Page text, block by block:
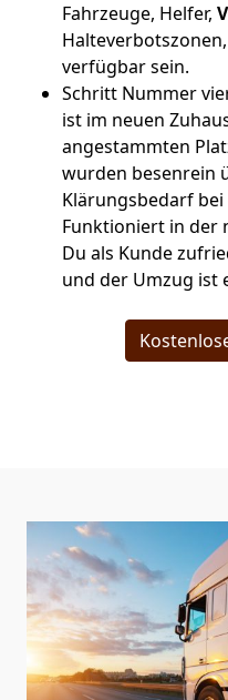
Fahrzeuge, Helfer,
verfügbar sein.
Schritt Nummer
ist im neuen
angestammten
wurden besenrein
Klärungsbedarf
Funktioniert in der
Du als Kunde
und der Umzug ist